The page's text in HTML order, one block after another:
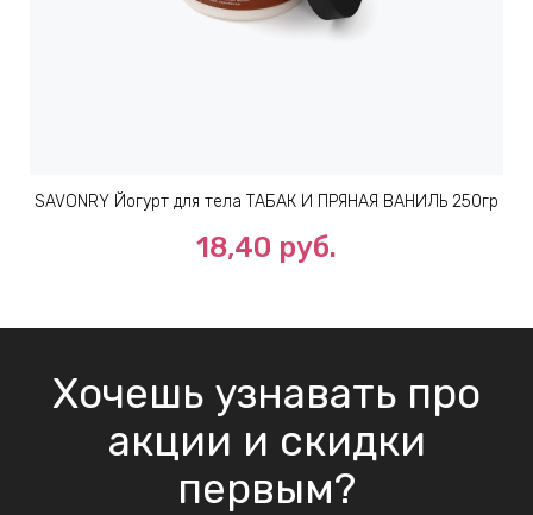
SAVONRY Йогурт для тела ТАБАК И ПРЯНАЯ ВАНИЛЬ 250гр
18,40 руб.
Хочешь узнавать про
акции и скидки
первым?